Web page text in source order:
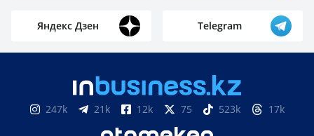
Яндекс Дзен Telegram
247k 21k 12k 75 523k 17k